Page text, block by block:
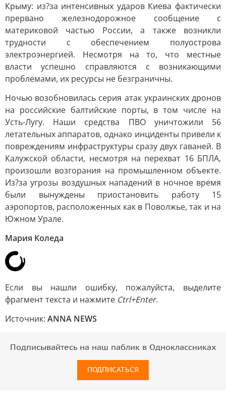
Крыму: из?за интенсивных ударов Киева фактически
прервано железнодорожное сообщение с
материковой частью России, а также возникли
трудности с обеспечением полуострова
электроэнергией. Несмотря на то, что местные
власти успешно справляются с возникающими
проблемами, их ресурсы не безграничны.
Ночью возобновилась серия атак украинских дронов
на российские балтийские порты, в том числе на
Усть-Лугу. Наши средства ПВО уничтожили 56
летательных аппаратов, однако инциденты привели к
повреждениям инфраструктуры сразу двух гаваней. В
Калужской области, несмотря на перехват 16 БПЛА,
произошли возгорания на промышленном объекте.
Из?за угрозы воздушных нападений в ночное время
были вынуждены приостановить работу 15
аэропортов, расположенных как в Поволжье, так и на
Южном Урале.
Мария Коледа
Если вы нашли ошибку, пожалуйста, выделите
фрагмент текста и нажмите Ctrl+Enter.
Источник: ANNA NEWS
Подписывайтесь на наш паблик в Одноклассниках
ПОДПИСАТЬСЯ